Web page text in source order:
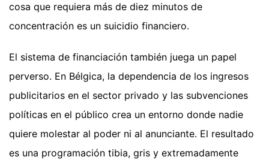
cosa que requiera más de diez minutos de
concentración es un suicidio financiero.
El sistema de financiación también juega un papel
perverso. En Bélgica, la dependencia de los ingresos
publicitarios en el sector privado y las subvenciones
políticas en el público crea un entorno donde nadie
quiere molestar al poder ni al anunciante. El resultado
es una programación tibia, gris y extremadamente